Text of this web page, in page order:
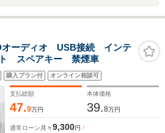
ーディオ USB接続 インテ
スペアキー 禁煙車
購入プラン付 オンライン相談可
支払総額
47.9万円
本体価格
39.8万円
通常ローン 月々9,300円